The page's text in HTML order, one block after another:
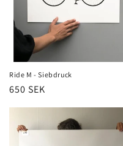
Ride M - Siebdruck
Normaler
650 SEK